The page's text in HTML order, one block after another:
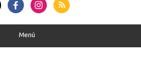
Menú